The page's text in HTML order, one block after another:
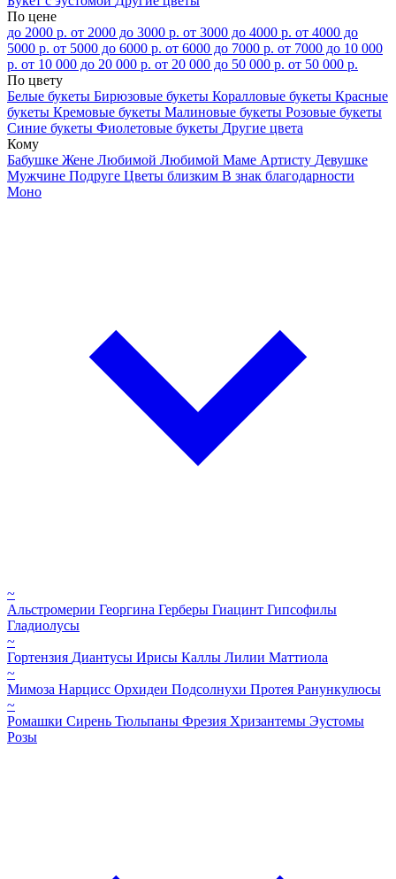
По цене
до 2000 р. от 2000 до 3000 р. от 3000 до 4000 р. от 4000 до
5000 р. от 5000 до 6000 р. от 6000 до 7000 р. от 7000 до 10 000
р. от 10 000 до 20 000 р. от 20 000 до 50 000 р. от 50 000 р.
По цвету
Белые букеты Бирюзовые букеты Коралловые букеты Красные
букеты Кремовые букеты Малиновые букеты Розовые букеты
Синие букеты Фиолетовые букеты Другие цвета
Кому
Бабушке Жене Любимой Любимой Маме Артисту Девушке
Мужчине Подруге Цветы близким В знак благодарности
Моно
~
Альстромерии Георгина Герберы Гиацинт Гипсофилы
Гладиолусы
~
Гортензия Диантусы Ирисы Каллы Лилии Маттиола
~
Мимоза Нарцисс Орхидеи Подсолнухи Протея Ранункулюсы
~
Ромашки Сирень Тюльпаны Фрезия Хризантемы Эустомы
Розы